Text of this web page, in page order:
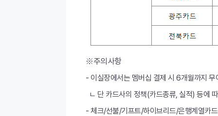
※주의사항
- 이실장에서는 멤버십 결제 시 6개월까지
ㄴ 단 카드사의 정책(카드종류, 실적) 등에
- 체크/선불/기프트/하이브리드/은행계열카